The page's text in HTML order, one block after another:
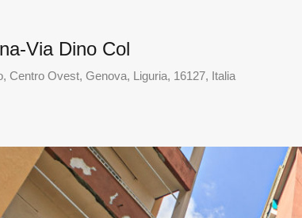
Via Dino Col
Centro Ovest, Genova, Liguria, 16127, Italia